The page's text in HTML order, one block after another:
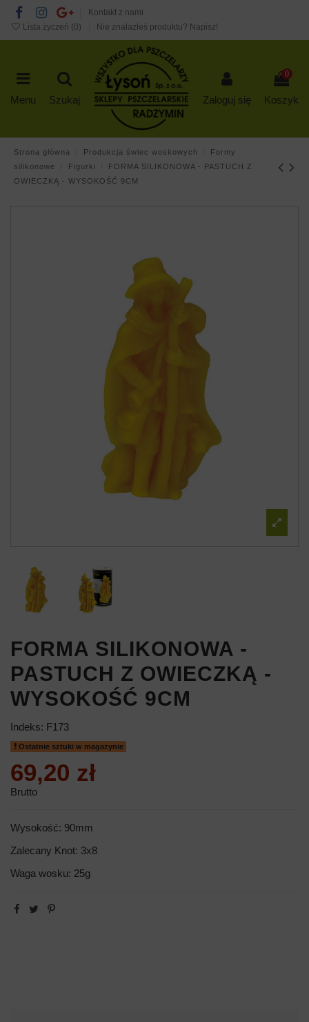
Kontakt z nami
Lista życzeń (0) Nie znalazłeś produktu? Napisz!
Menu Szukaj Zaloguj się
0
Koszyk
Strona główna Produkcja świec woskowych
Formy
silikonowe
Figurki
FORMA SILIKONOWA - PASTUCH Z
OWIECZKĄ - WYSOKOŚĆ 9CM
FORMA SILIKONOWA -
PASTUCH Z OWIECZKĄ -
WYSOKOŚĆ 9CM
Indeks: F173
Ostatnie sztuki w magazynie
69,20 zł
Brutto
Wysokość: 90mm
Zalecany Knot: 3x8
Waga wosku: 25g